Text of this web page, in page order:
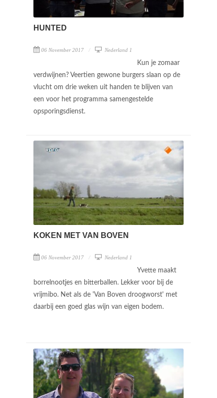
HUNTED
06 November 2017 Nederland 1
Kun je zomaar
verdwijnen? Veertien gewone burgers slaan op de
vlucht om drie weken uit handen te blijven van
een voor het programma samengestelde
opsporingsdienst.
KOKEN MET VAN BOVEN
06 November 2017 Nederland 1
Yvette maakt
borrelnootjes en bitterballen. Lekker voor bij de
vrijmibo. Net als de 'Van Boven droogworst' met
daarbij een goed glas wijn van eigen bodem.